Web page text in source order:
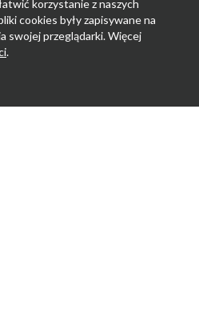
korzystanie z naszych
cookies były zapisywane na
swojej przeglądarki. Więcej
.